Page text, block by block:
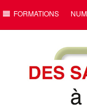
FORMATIONS